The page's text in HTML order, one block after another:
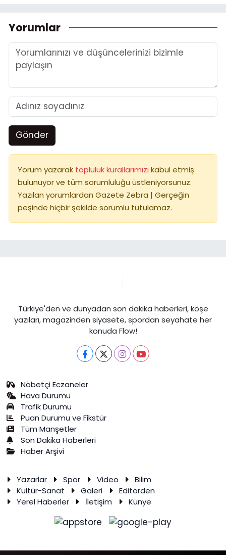
Yorumlar
Gönder
Yorum yazarak topluluk kurallarımızı kabul etmiş
bulunuyor ve tüm sorumluluğu üstleniyorsunuz.
Yazılan yorumlardan Gazete Zebra | Gerçeğin
peşinde hiçbir şekilde sorumlu tutulamaz.
Türkiye'den ve dünyadan son dakika haberleri, köşe
yazıları, magazinden siyasete, spordan seyahate her
konuda Flow!
Nöbetçi Eczaneler
Hava Durumu
Trafik Durumu
Puan Durumu ve Fikstür
Tüm Manşetler
Son Dakika Haberleri
Haber Arşivi
Yazarlar Spor Video
Bilim
Kültür-Sanat
Galeri
Editörden
Yerel Haberler
İletişim Künye